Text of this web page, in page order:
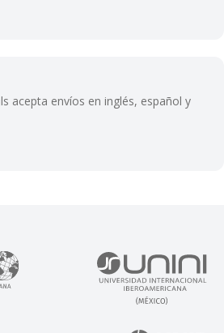
acepta envíos en inglés, español y